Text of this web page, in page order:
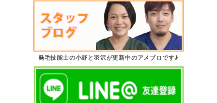
発毛技能士の小野と羽沢が更新中のアメブロです♪